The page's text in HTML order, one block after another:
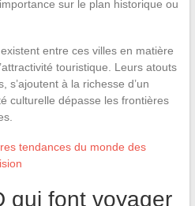
sur le plan historique ou
entre ces villes en matière
touristique. Leurs atouts
s’ajoutent à la richesse d’un
culturelle dépasse les frontières
tendances du monde des
qui font voyager